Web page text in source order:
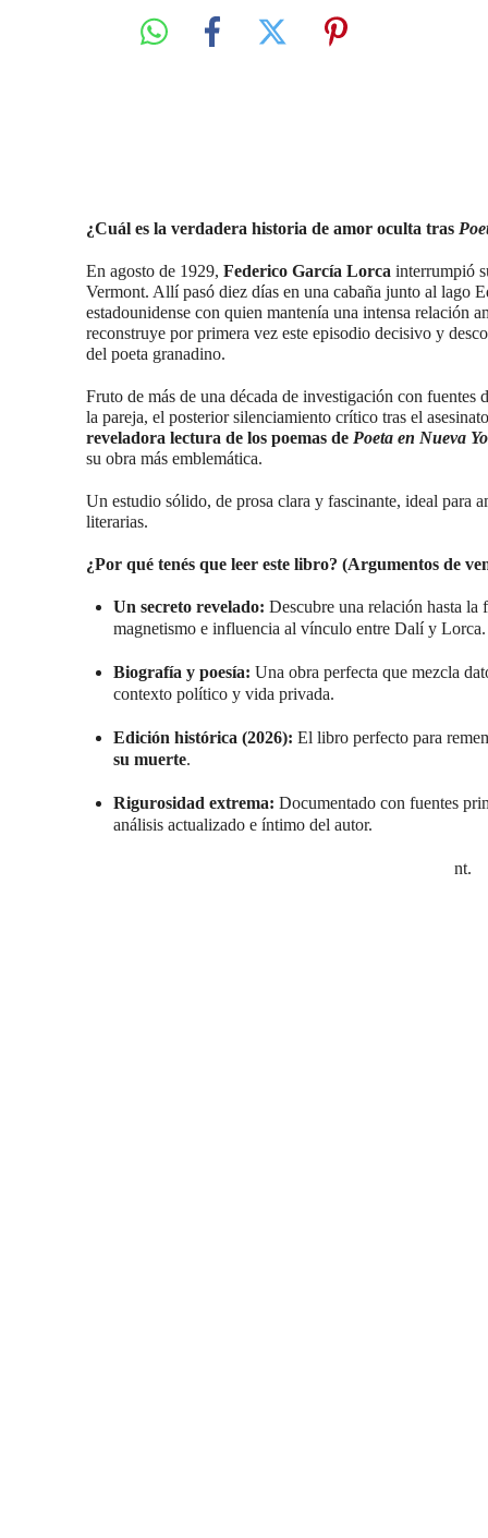
¿Cuál es la verdadera historia de amor oculta tras
En agosto de 1929, Federico García Lorca interrumpió
Vermont. Allí pasó diez días en una cabaña junto al lago
estadounidense con quien mantenía una intensa relación
reconstruye por primera vez este episodio decisivo y
del poeta granadino.
Fruto de más de una década de investigación con
la pareja, el posterior silenciamiento crítico tras el
reveladora lectura de los poemas de Poeta en Nueva
su obra más emblemática.
Un estudio sólido, de prosa clara y fascinante, ideal para
literarias.
¿Por qué tenés que leer este libro? (Argumentos de
Un secreto revelado: Descubre una relación hasta la
magnetismo e influencia al vínculo entre Dalí y Lorca.
Biografía y poesía: Una obra perfecta que mezcla
contexto político y vida privada.
Edición histórica (2026): El libro perfecto para
su muerte.
Rigurosidad extrema: Documentado con fuentes
análisis actualizado e íntimo del autor.
nt.